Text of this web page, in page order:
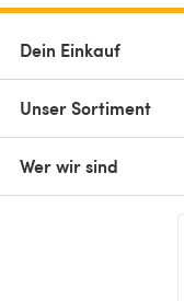
Dein Einkauf
Unser Sortiment
Wer wir sind